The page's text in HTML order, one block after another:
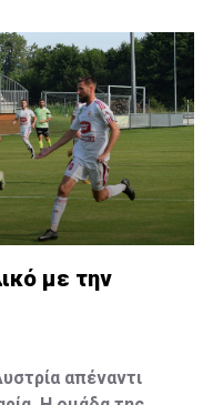
με την
απέναντι